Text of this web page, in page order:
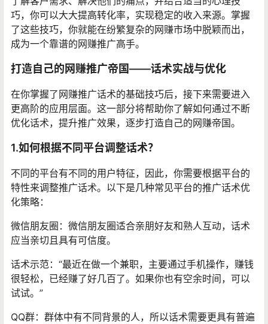
巧，你可以大大提高转化率，实现稳定的收入来源。掌握
了这些技巧，你就能在纷繁复杂的网赚市场中脱颖而出，
成为一个靠谱的网赚推广高手。
打造自己的网赚推广帝国——话术实战与优化
在你掌握了网赚推广话术的基础技巧后，接下来需要进入
更高阶的应用层面。这一部分将帮助你了解如何通过不断
优化话术，提升推广效果，逐步打造自己的网赚帝国。
1.如何根据不同平台调整话术？
不同的平台有不同的用户特征，因此，你需要根据平台的
特性来调整推广话术。以下是几种常见平台的推广话术优
化策略：
微信朋友圈：微信朋友圈适合亲朋好友和熟人互动，话术
应当亲切且具有可信度。
话术示范：“最近在做一个兼职，主要通过手机操作，赚钱
很轻松，已经赚了好几百了。如果你也有空余时间，可以
试试。”
QQ群：群体中有不同背景的人，所以话术需要更具有普遍